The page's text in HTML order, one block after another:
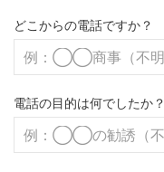
どこからの電話ですか？
電話の目的は何でしたか？